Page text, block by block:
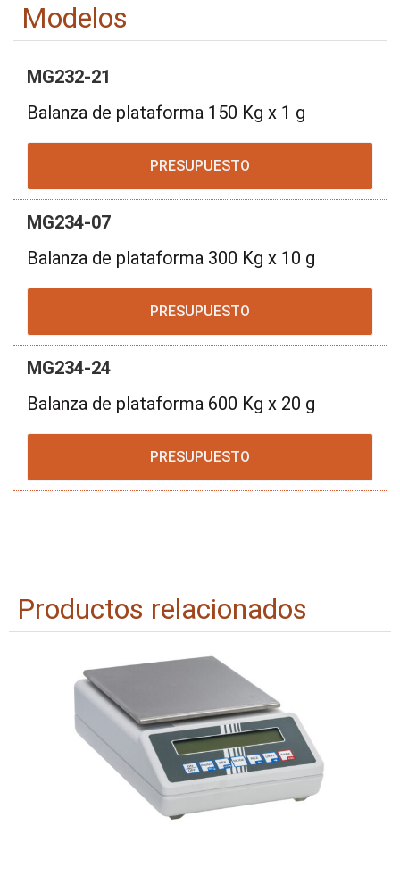
Modelos
MG232-21
Balanza de plataforma 150 Kg x 1 g
PRESUPUESTO
MG234-07
Balanza de plataforma 300 Kg x 10 g
PRESUPUESTO
MG234-24
Balanza de plataforma 600 Kg x 20 g
PRESUPUESTO
Productos relacionados